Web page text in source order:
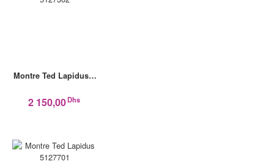
Montre Ted Lapidus…
2 150,00Dhs